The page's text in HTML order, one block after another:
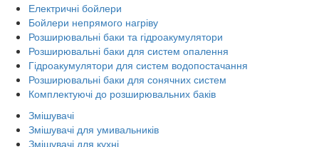
Електричні бойлери
Бойлери непрямого нагріву
Розширювальні баки та гідроакумулятори
Розширювальні баки для систем опалення
Гідроакумулятори для систем водопостачання
Розширювальні баки для сонячних систем
Комплектуючі до розширювальних баків
Змішувачі
Змішувачі для умивальників
Змішувачі для кухні